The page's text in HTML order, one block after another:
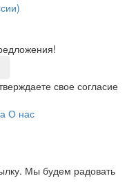
свое согласие
О нас
Мы будем радовать